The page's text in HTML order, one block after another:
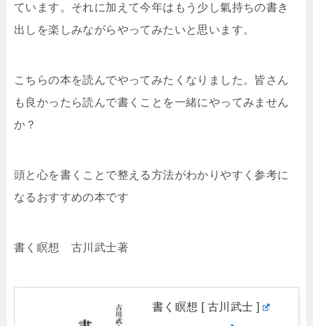
ています。それに加えて今年はもう少し氣持ちの書き
出しを楽しみながらやってみたいと思います。
こちらの本を読んでやってみたくなりました。皆さん
も良かったら読んで書くことを一緒にやってみません
か？
頭と心を書くことで整える方法がわかりやすく参考に
なるおすすめの本です
書く瞑想 古川武士著
書く瞑想 [ 古川武士 ]